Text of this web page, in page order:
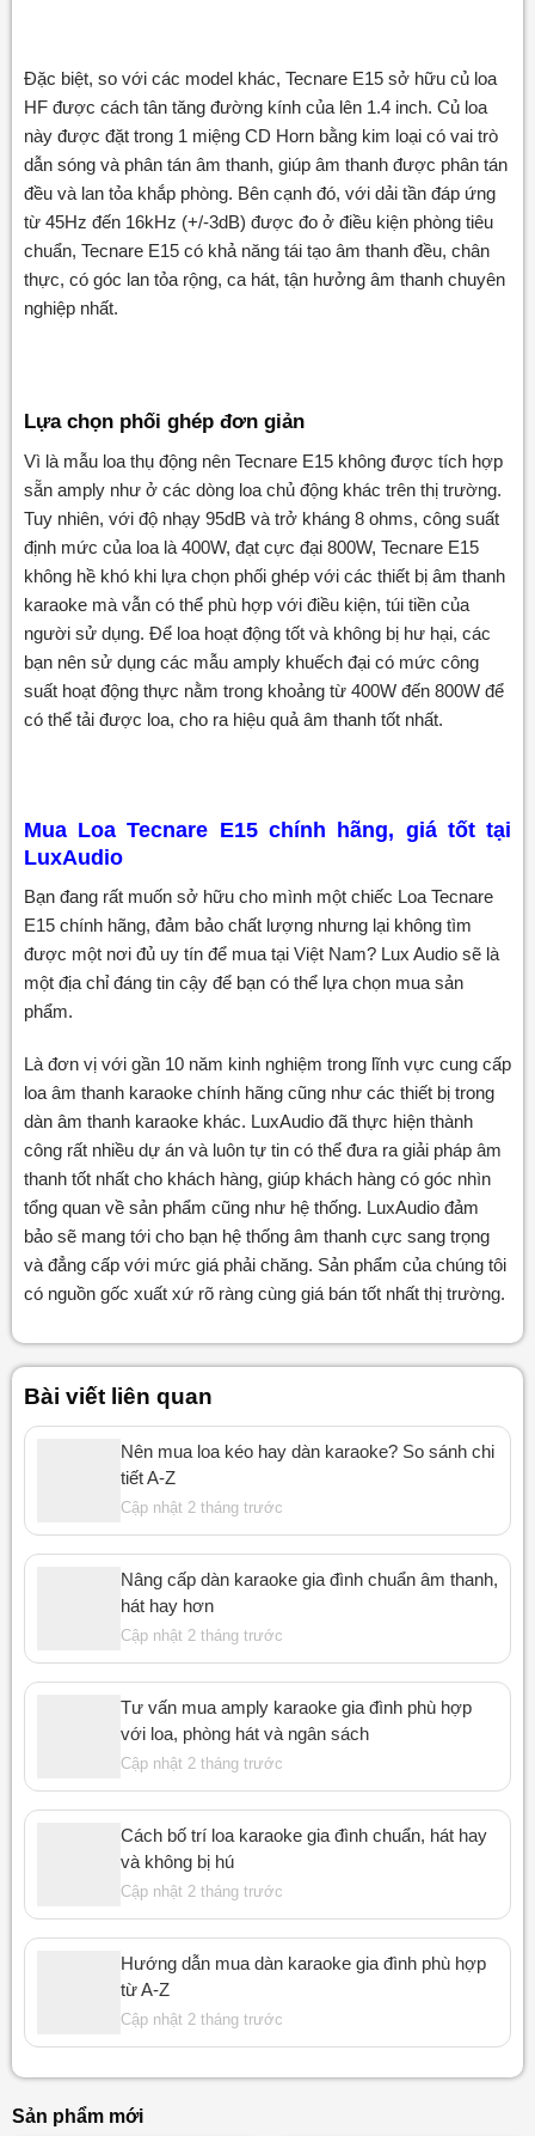
Đặc biệt, so với các model khác, Tecnare E15 sở hữu củ loa
HF được cách tân tăng đường kính của lên 1.4 inch. Củ loa
này được đặt trong 1 miệng CD Horn bằng kim loại có vai trò
dẫn sóng và phân tán âm thanh, giúp âm thanh được phân tán
đều và lan tỏa khắp phòng. Bên cạnh đó, với dải tần đáp ứng
từ 45Hz đến 16kHz (+/-3dB) được đo ở điều kiện phòng tiêu
chuẩn, Tecnare E15 có khả năng tái tạo âm thanh đều, chân
thực, có góc lan tỏa rộng, ca hát, tận hưởng âm thanh chuyên
nghiệp nhất.
Lựa chọn phối ghép đơn giản
Vì là mẫu loa thụ động nên Tecnare E15 không được tích hợp
sẵn amply như ở các dòng loa chủ động khác trên thị trường.
Tuy nhiên, với độ nhạy 95dB và trở kháng 8 ohms, công suất
định mức của loa là 400W, đạt cực đại 800W, Tecnare E15
không hề khó khi lựa chọn phối ghép với các thiết bị âm thanh
karaoke mà vẫn có thể phù hợp với điều kiện, túi tiền của
người sử dụng. Để loa hoạt động tốt và không bị hư hại, các
bạn nên sử dụng các mẫu amply khuếch đại có mức công
suất hoạt động thực nằm trong khoảng từ 400W đến 800W để
có thể tải được loa, cho ra hiệu quả âm thanh tốt nhất.
Mua Loa Tecnare E15 chính hãng, giá tốt tại
LuxAudio
Bạn đang rất muốn sở hữu cho mình một chiếc Loa Tecnare
E15 chính hãng, đảm bảo chất lượng nhưng lại không tìm
được một nơi đủ uy tín để mua tại Việt Nam? Lux Audio sẽ là
một địa chỉ đáng tin cậy để bạn có thể lựa chọn mua sản
phẩm.
Là đơn vị với gần 10 năm kinh nghiệm trong lĩnh vực cung cấp
loa âm thanh karaoke chính hãng cũng như các thiết bị trong
dàn âm thanh karaoke khác. LuxAudio đã thực hiện thành
công rất nhiều dự án và luôn tự tin có thể đưa ra giải pháp âm
thanh tốt nhất cho khách hàng, giúp khách hàng có góc nhìn
tổng quan về sản phẩm cũng như hệ thống. LuxAudio đảm
bảo sẽ mang tới cho bạn hệ thống âm thanh cực sang trọng
và đẳng cấp với mức giá phải chăng. Sản phẩm của chúng tôi
có nguồn gốc xuất xứ rõ ràng cùng giá bán tốt nhất thị trường.
Bài viết liên quan
Nên mua loa kéo hay dàn karaoke? So sánh chi
tiết A-Z
Cập nhật 2 tháng trước
Nâng cấp dàn karaoke gia đình chuẩn âm thanh,
hát hay hơn
Cập nhật 2 tháng trước
Tư vấn mua amply karaoke gia đình phù hợp
với loa, phòng hát và ngân sách
Cập nhật 2 tháng trước
Cách bố trí loa karaoke gia đình chuẩn, hát hay
và không bị hú
Cập nhật 2 tháng trước
Hướng dẫn mua dàn karaoke gia đình phù hợp
từ A-Z
Cập nhật 2 tháng trước
Sản phẩm mới